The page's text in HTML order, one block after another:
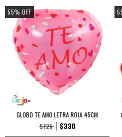
55% OFF
GLOBO TE AMO LETRA ROJA 45CM
$726
$330